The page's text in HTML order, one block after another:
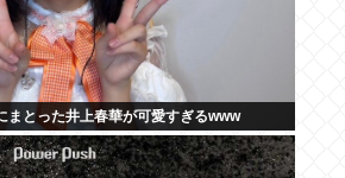
まとった井上春華が可愛すぎるwww